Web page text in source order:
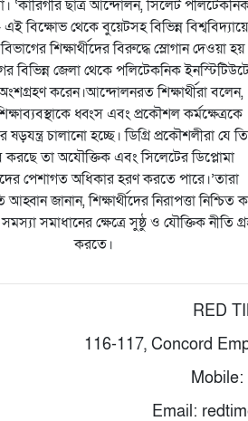
‘কারিগরি ছাত্র আন্দোলন, সিলেট
বিক্ষোভ থেকে বুয়েটসহ বিভিন্ন
বিভাগের শিক্ষার্থীদের বিরুদ্ধে স্লোগান দেওয়া
বিভিন্ন জেলা থেকে পলিটেকনিক
অংশগ্রহণ করেন।আন্দোলনরত শিক্ষার্থীরা বলেন,
ধ্বংস এবং প্রকৌশল কর্মক্ষেত্রকে
চালানো হচ্ছে। ডিগ্রি প্রকৌশলীরা যে
করছে তা অযৌক্তিক এবং সিলেটের ডিপ্লোমা
পেশাগত অধিকার হরণ করতে পারে।’তারা
জানান, শিক্ষার্থীদের নিরাপত্তা নিশ্চিত
সমাধানের ক্ষেত্রে সুষ্ঠু ও যৌক্তিক নীতি
করতে।
RED
116-117, Concord
Email: